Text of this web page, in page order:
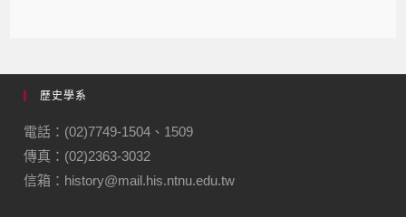
歷史學系
電話：(02)7749-1504、1509
傳真：(02)2363-3032
信箱：history@mail.his.ntnu.edu.tw